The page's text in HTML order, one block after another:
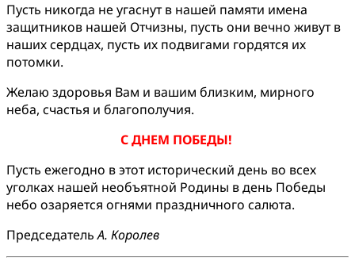
Пусть никогда не угаснут в нашей памяти имена
защитников нашей Отчизны, пусть они вечно живут в
наших сердцах, пусть их подвигами гордятся их
потомки.
Желаю здоровья Вам и вашим близким, мирного
неба, счастья и благополучия.
С ДНЕМ ПОБЕДЫ!
Пусть ежегодно в этот исторический день во всех
уголках нашей необъятной Родины в день Победы
небо озаряется огнями праздничного салюта.
ПредседательА. Королев